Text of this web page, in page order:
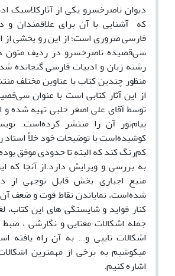
دیوان ناصرخسرو یکی از آثارکلاسیک
که آشنایی با آن برای علاقمندان و
فارسی ضروری است؛ از این رو بخشی از
سی‌قصیده ناصرخسرو در ردیف متون
رشته زبان و ادبیات فارسی گنجانده
منظور چندین کتاب با عناوین مختلف
از این آثار کتابی است با عنوان
توسط آقای علی اصغر حلبی تهیه شده و
پیام‌نور آن را منتشر کرده‌است.
کوشیده‌است با توضیحات خود خلأ استاد
کم‌رنگ کند که البته تا حدودی موفق
به بررسی و ویرایش دارد.از آنجا که
منبع اجباری بخش قابل توجهی از
شده‌است، نمایاندن نقاط قوت و ضعف
کنار فواید و شایستگی های این
جمله اشکالات معنایی و نگارشی ،
اشکالات تایپی و... به آن راه یافته
میکوشیم به برخی از مهمترین
اشاره کنیم.